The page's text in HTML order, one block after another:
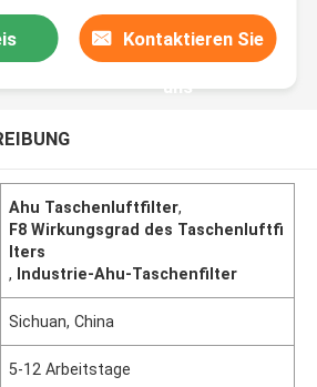
Kontaktieren Sie
uns
Ahu Taschenluftfilter,
F8 Wirkungsgrad des Taschenluftfi
lters
, Industrie-Ahu-Taschenfilter
Sichuan, China
5-12 Arbeitstage